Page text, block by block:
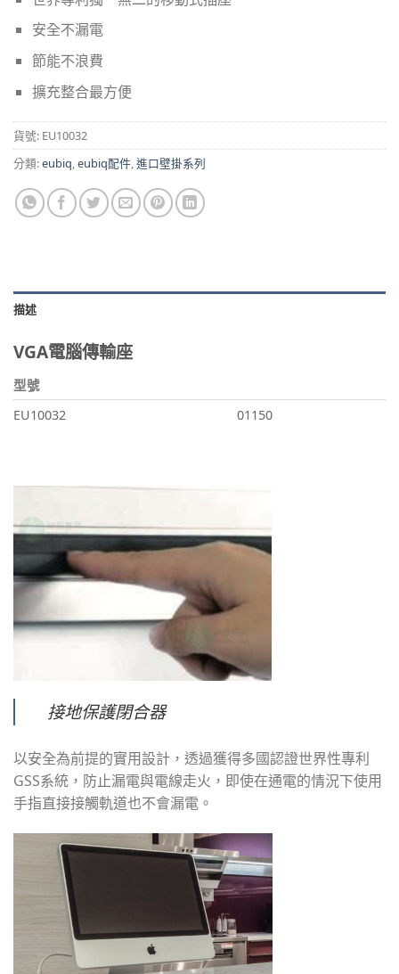
安全不漏電
節能不浪費
擴充整合最方便
貨號: EU10032
分類:eubiq,eubiq配件,進口壁掛系列
描述
VGA電腦傳輸座
型號
EU10032
01150
接地保護閉合器
以安全為前提的實用設計，透過獲得多國認證世界性專利
GSS系統，防止漏電與電線走火，即使在通電的情況下使用
手指直接接觸軌道也不會漏電。